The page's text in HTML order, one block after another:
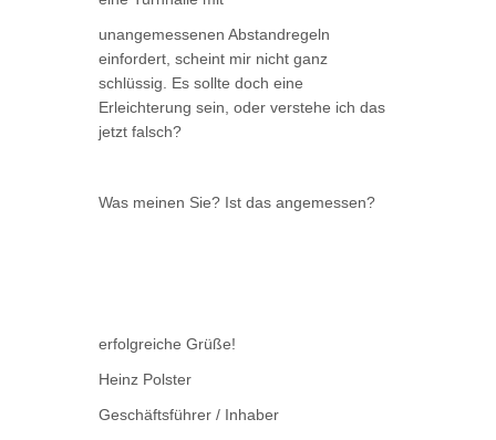
unangemessenen Abstandregeln
einfordert, scheint mir nicht ganz
schlüssig. Es sollte doch eine
Erleichterung sein, oder verstehe ich das
jetzt falsch?
Was meinen Sie? Ist das angemessen?
erfolgreiche Grüße!
Heinz Polster
Geschäftsführer / Inhaber